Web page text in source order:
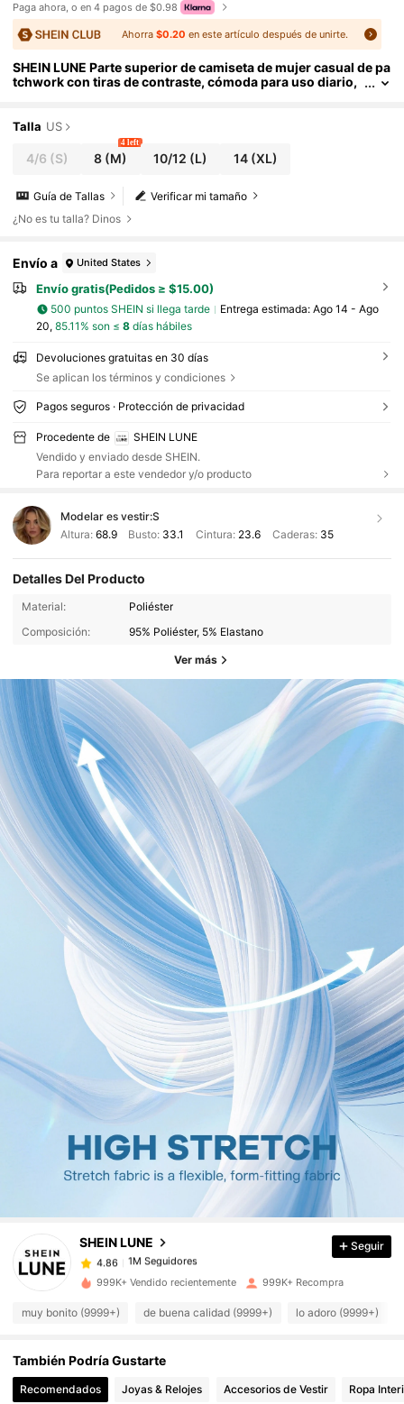
Paga ahora, o en 4 pagos de $0.98
Ahorra$0.20 en este artículo después de unirte.
SHEIN LUNE Parte superior de camiseta de mujer casual de pa
tchwork con tiras de contraste, cómoda para uso diario,
Talla US
4/6 (S) 8 (M)
4 left
10/12 (L) 14(XL)
Verificar mi tamaño
Guía de Tallas
¿No es tu talla? Dinos
Envío a United States
Envío gratis(Pedidos ≥ $15.00)
500 puntos SHEIN si llega tarde Entrega estimada: Ago 14 - Ago
20, 85.11% son ≤ 8días hábiles
Devoluciones gratuitas en 30 días
Se aplican los términos y condiciones
Pagos seguros · Protección de privacidad
Procedente de
SHEIN LUNE
Vendido y enviado desde SHEIN.
Para reportar a este vendedor y/o producto
Modelar es vestir:S
Altura: 68.9 Busto: 33.1 Cintura: 23.6 Caderas: 35
Detalles Del Producto
Material:
Poliéster
Composición:
95% Poliéster, 5% Elastano
Ver más
SHEIN LUNE
4.86 1M Seguidores
4.86
1M Seguidores
t***a pagóHace 16 horas
4.86
4.86 1M Seguidores
Seguir
999K+ Vendido recientemente 999K+ Recompra
muy bonito (9999+) de buena calidad (9999+) lo adoro (9999+)
También Podría Gustarte
Recomendados Joyas & Relojes Accesorios de Vestir Ropa